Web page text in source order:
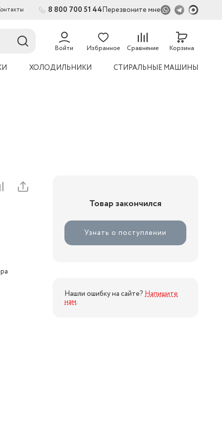
8 800 700 51 44Перезвоните мне
Войти Избранное Сравнение Корзина
ХОЛОДИЛЬНИКИ СТИРАЛЬНЫЕ МАШИНЫ
Товар закончился
Узнать о поступлении
Нашли ошибку на сайте? Напишите
нам.